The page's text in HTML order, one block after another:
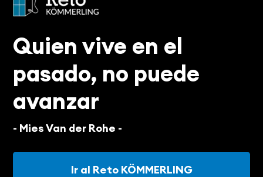
Quien vive en el
pasado, no puede
avanzar
- Mies Van der Rohe -
Ir al Reto KÖMMERLING